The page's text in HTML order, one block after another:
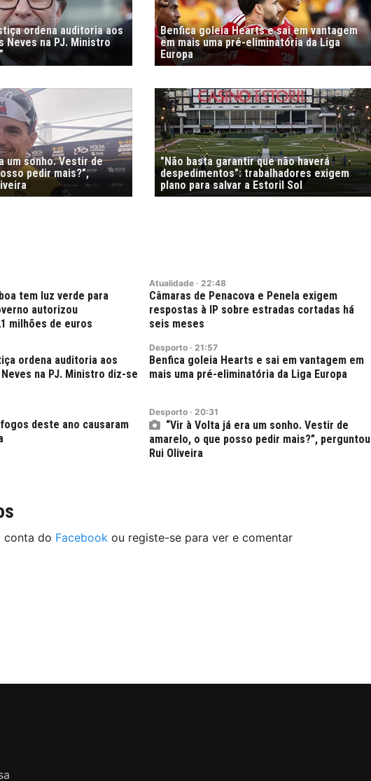
ordena auditoria aos
Neves na PJ. Ministro
Benfica goleia Hearts e sai em vantagem
em mais uma pré-eliminatória da Liga
Europa
um sonho. Vestir de
pedir mais?”,
"Não basta garantir que não haverá
despedimentos": trabalhadores exigem
plano para salvar a Estoril Sol
tem luz verde para
autorizou
milhões de euros
Atualidade · 22:48
Câmaras de Penacova e Penela exigem
respostas à IP sobre estradas cortadas há
seis meses
ordena auditoria aos
na PJ. Ministro diz-se
Desporto · 21:57
Benfica goleia Hearts e sai em vantagem em
mais uma pré-eliminatória da Liga Europa
deste ano causaram
Desporto · 20:31
“Vir à Volta já era um sonho. Vestir de
amarelo, o que posso pedir mais?”, perguntou
Rui Oliveira
conta do Facebook ou registe-se para ver e comentar